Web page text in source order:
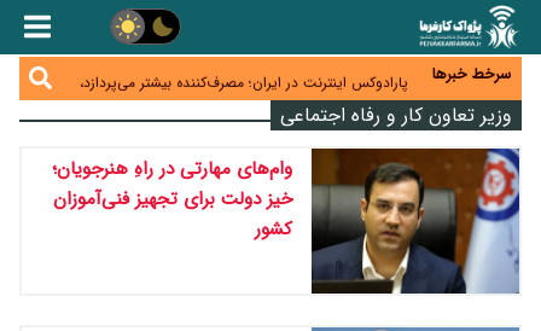
سرخط خبرها
زائران اربعین نگران ارز باقی‌مانده نباشند؛ خرید دینار در
جنگ کریدورها وارد فاز جدید شد؛ سرمایه‌گذاری ۳۴۵
پارادوکس اینترنت در ایران؛ مصرف‌کننده بیشتر می‌پردازد،
شبکه کمتر توسعه می‌یابد
تأمین سرمایه در گردش بدون خلق نقدینگی؛ نقش
جدید سیاست‌های مالیاتی در حمایت از تولید
معمای تأمین ۸۰ همت معوقات بازنشستگان؛ بانک رفاه
وارد میدان شد
وزیر تعاون کار و رفاه اجتماعی
وام‌های مهارتی در راهِ هنرجویان؛
خیز دولت برای تجهیز فنی‌آموزان
کشور